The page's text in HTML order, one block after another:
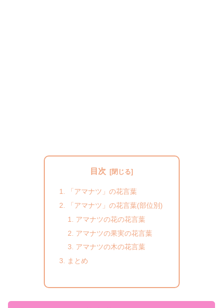
目次
「アマナツ」の花言葉
「アマナツ」の花言葉(部位別)
アマナツの花の花言葉
アマナツの果実の花言葉
アマナツの木の花言葉
まとめ